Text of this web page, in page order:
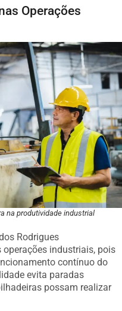
Operações
na produtividade industrial
Rodrigues
operações industriais, pois
contínuo do
evita paradas
possam realizar